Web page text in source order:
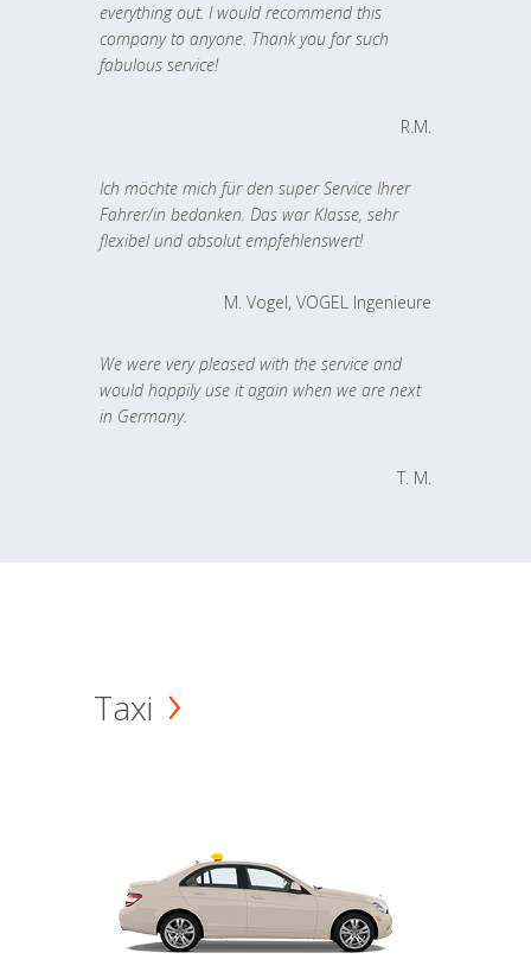
everything out. I would recommend this
company to anyone. Thank you for such
fabulous service!
R.M.
Ich möchte mich für den super Service Ihrer
Fahrer/in bedanken. Das war Klasse, sehr
flexibel und absolut empfehlenswert!
M. Vogel, VOGEL Ingenieure
We were very pleased with the service and
would happily use it again when we are next
in Germany.
T. M.
Taxi